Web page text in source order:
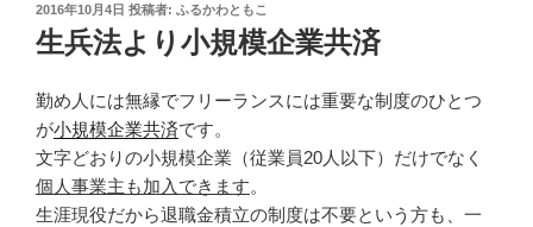
投
稿
日:
2016年10月4日 投稿者: ふるかわともこ
生兵法より小規模企業共済
勤め人には無縁でフリーランスには重要な制度のひとつ
が小規模企業共済です。
文字どおりの小規模企業（従業員20人以下）だけでなく
個人事業主も加入できます。
生涯現役だから退職金積立の制度は不要という方も、一